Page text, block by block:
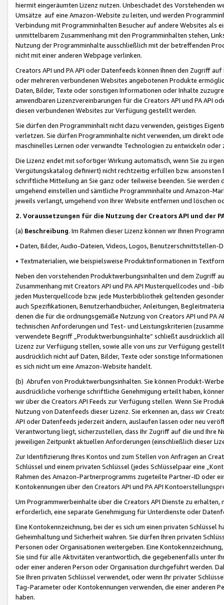
hiermit eingeräumten Lizenz nutzen. Unbeschadet des Vorstehenden
Umsätze auf eine Amazon-Website zu leiten, und werden
Verbindung mit Programminhalten Besucher auf andere Websites als
unmittelbarem Zusammenhang mit den Programminhalten stehen,
Nutzung der Programminhalte ausschließlich mit der betreffenden
nicht mit einer anderen Webpage verlinken.
Creators API und PA API oder Datenfeeds können Ihnen den Zugriff
oder mehreren verbundenen Websites angebotenen Produkte
Daten, Bilder, Texte oder sonstigen Informationen oder Inhalte
anwendbaren Lizenzvereinbarungen für die Creators API und PA API
diesen verbundenen Websites zur Verfügung gestellt werden.
Sie dürfen den Programminhalt nicht dazu verwenden, geistiges
verletzen. Sie dürfen Programminhalte nicht verwenden, um direkt
maschinelles Lernen oder verwandte Technologien zu entwickeln
Die Lizenz endet mit sofortiger Wirkung automatisch, wenn Sie zu
Vergütungskatalog definiert) nicht rechtzeitig erfüllen bzw. ansonsten
schriftliche Mitteilung an Sie ganz oder teilweise beenden. Sie werden
umgehend einstellen und sämtliche Programminhalte und Amazon-
jeweils verlangt, umgehend von Ihrer Website entfernen und löschen
2. Voraussetzungen für die Nutzung der Creators API und der
(a) Beschreibung. Im Rahmen dieser Lizenz können wir Ihnen
• Daten, Bilder, Audio-Dateien, Videos, Logos, Benutzerschnittstellen-
• Textmaterialien, wie beispielsweise Produktinformationen in
Neben den vorstehenden Produktwerbungsinhalten und dem Zugriff
Zusammenhang mit Creators API und PA API Musterquellcodes und
jeden Musterquellcode bzw. jede Musterbibliothek geltenden
auch Spezifikationen, Benutzerhandbücher, Anleitungen,
denen die für die ordnungsgemäße Nutzung von Creators API und PA
technischen Anforderungen und Test- und Leistungskriterien
verwendete Begriff „Produktwerbungsinhalte“ schließt ausdrücklich
Lizenz zur Verfügung stellen, sowie alle von uns zur Verfügung
ausdrücklich nicht auf Daten, Bilder, Texte oder sonstige
es sich nicht um eine Amazon-Website handelt.
(b) Abrufen von Produktwerbungsinhalten. Sie können Produkt-
ausdrückliche vorherige schriftliche Genehmigung erteilt haben,
wir über die Creators API Feeds zur Verfügung stellen. Wenn Sie
Nutzung von Datenfeeds dieser Lizenz. Sie erkennen an, dass wir
API oder Datenfeeds jederzeit ändern, auslaufen lassen oder neu
Verantwortung liegt, sicherzustellen, dass Ihr Zugriff auf die und Ihre
jeweiligen Zeitpunkt aktuellen Anforderungen (einschließlich dieser
Zur Identifizierung Ihres Kontos und zum Stellen von Anfragen an
Schlüssel und einem privaten Schlüssel (jedes Schlüsselpaar eine
Rahmen des Amazon-Partnerprogramms zugeteilte Partner-ID oder
Kontokennungen über den Creators API und PA API
Um Programmwerbeinhalte über die Creators API Dienste zu
erforderlich, eine separate Genehmigung für Unterdienste oder
Eine Kontokennzeichnung, bei der es sich um einen privaten
Geheimhaltung und Sicherheit wahren. Sie dürfen Ihren privaten
Personen oder Organisationen weitergeben. Eine
Sie sind für alle Aktivitäten verantwortlich, die gegebenenfalls unter
oder einer anderen Person oder Organisation durchgeführt werden.
Sie Ihren privaten Schlüssel verwendet, oder wenn Ihr privater
Tag-Parameter oder Kontokennungen verwenden, die einer anderen
haben.